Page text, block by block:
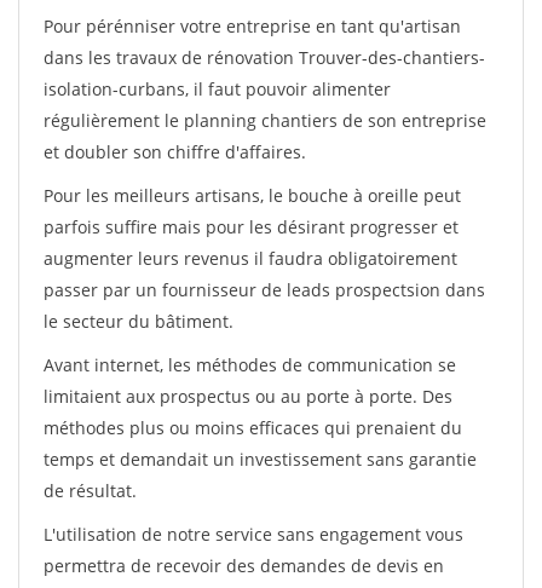
Pour pérénniser votre entreprise en tant qu'artisan
dans les travaux de rénovation Trouver-des-chantiers-
isolation-curbans, il faut pouvoir alimenter
régulièrement le planning chantiers de son entreprise
et doubler son chiffre d'affaires.
Pour les meilleurs artisans, le bouche à oreille peut
parfois suffire mais pour les désirant progresser et
augmenter leurs revenus il faudra obligatoirement
passer par un fournisseur de leads prospectsion dans
le secteur du bâtiment.
Avant internet, les méthodes de communication se
limitaient aux prospectus ou au porte à porte. Des
méthodes plus ou moins efficaces qui prenaient du
temps et demandait un investissement sans garantie
de résultat.
L'utilisation de notre service sans engagement vous
permettra de recevoir des demandes de devis en